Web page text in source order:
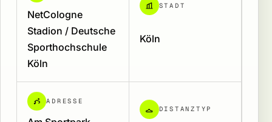
NetCologne
Stadion / Deutsche
Sporthochschule
Köln
STADT
Köln
ADRESSE
DISTANZTYP